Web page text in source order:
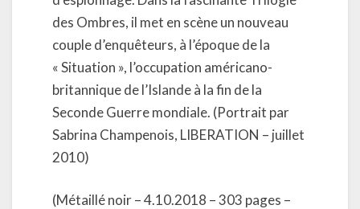
des Ombres, il met en scène un nouveau
couple d’enquêteurs, à l’époque de la
« Situation », l’occupation américano-
britannique de l’Islande à la fin de la
Seconde Guerre mondiale. (Portrait par
Sabrina Champenois, LIBERATION – juillet
2010)
(Métaillé noir – 4.10.2018 – 303 pages –